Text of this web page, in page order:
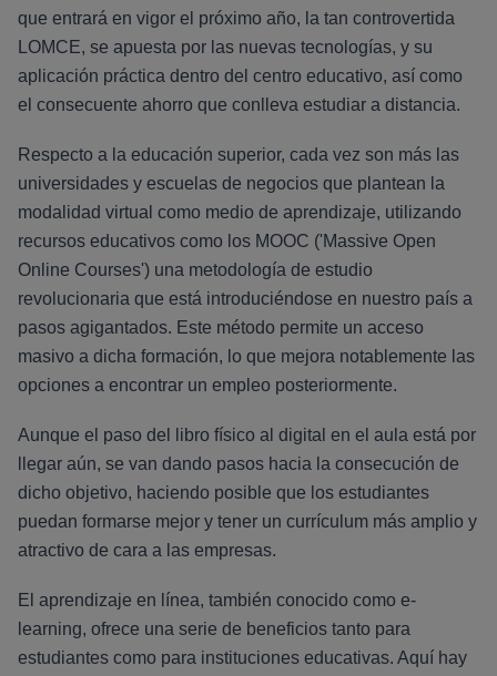
que entrará en vigor el próximo año, la tan controvertida
LOMCE, se apuesta por las nuevas tecnologías, y su
aplicación práctica dentro del centro educativo, así como
el consecuente ahorro que conlleva estudiar a distancia.
Respecto a la educación superior, cada vez son más las
universidades y escuelas de negocios que plantean la
modalidad virtual como medio de aprendizaje, utilizando
recursos educativos como los MOOC ('Massive Open
Online Courses') una metodología de estudio
revolucionaria que está introduciéndose en nuestro país a
pasos agigantados. Este método permite un acceso
masivo a dicha formación, lo que mejora notablemente las
opciones a encontrar un empleo posteriormente.
Aunque el paso del libro físico al digital en el aula está por
llegar aún, se van dando pasos hacia la consecución de
dicho objetivo, haciendo posible que los estudiantes
puedan formarse mejor y tener un currículum más amplio y
atractivo de cara a las empresas.
El aprendizaje en línea, también conocido como e-
learning, ofrece una serie de beneficios tanto para
estudiantes como para instituciones educativas. Aquí hay